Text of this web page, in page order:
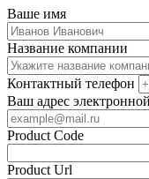
Ваше имя
Название компании
Контактный телефон
Ваш адрес
Product Code
Product Url